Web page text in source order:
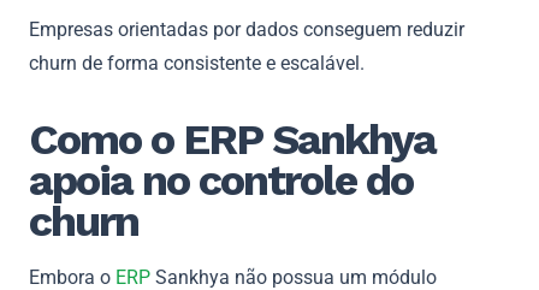
Empresas orientadas por dados conseguem reduzir
churn de forma consistente e escalável.
Como o ERP Sankhya
apoia no controle do
churn
Embora o ERP Sankhya não possua um módulo